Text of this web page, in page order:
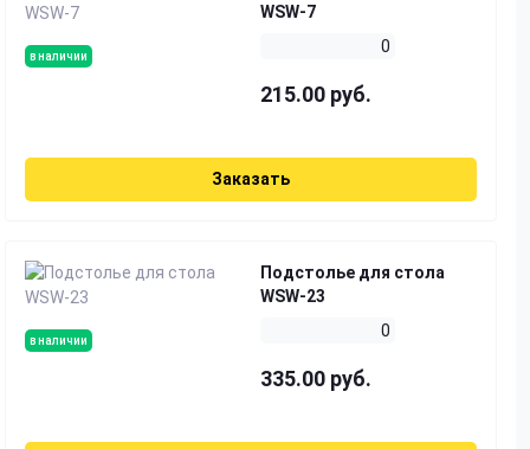
в наличии
WSW-7
0
215.00 руб.
Заказать
в наличии
Подстолье для стола
WSW-23
0
335.00 руб.